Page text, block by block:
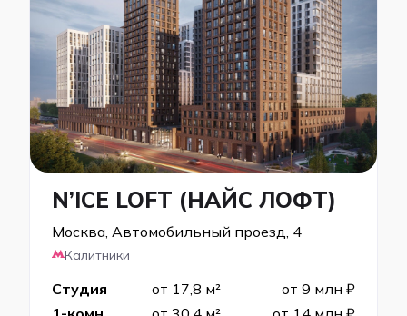
N’ICE LOFT (НАЙС ЛОФТ)
Москва, Автомобильный проезд, 4
Калитники
Студия от 17,8 м²
от 9 млн ₽